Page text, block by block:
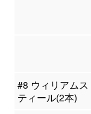
#8 ウィリアムス
ティール(2本)